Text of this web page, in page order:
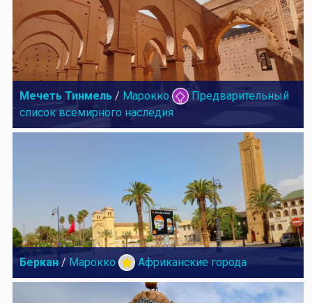
Мечеть Тинмель / Марокко
Предварительный
список всемирного наследия
Беркан / Марокко Африканские города